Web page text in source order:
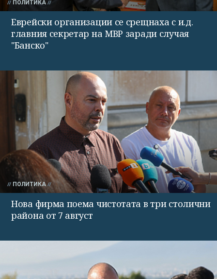
ПОЛИТИКА
Еврейски организации се срещнаха с и.д.
главния секретар на МВР заради случая
"Банско"
ПОЛИТИКА
Нова фирма поема чистотата в три столични
района от 7 август